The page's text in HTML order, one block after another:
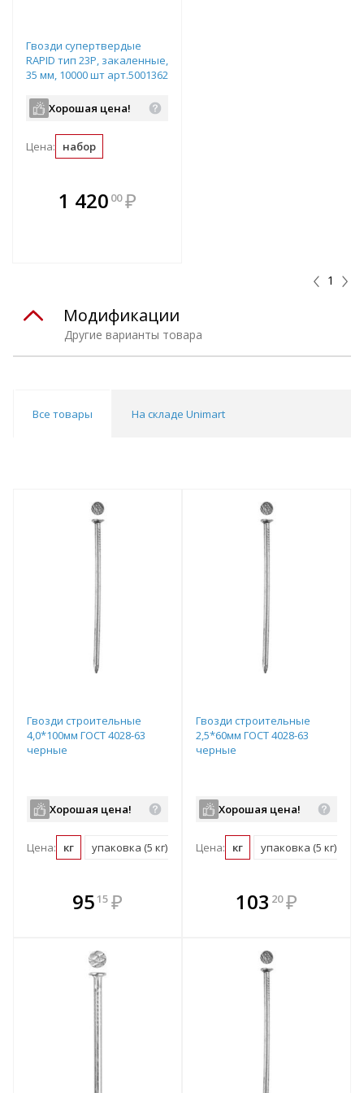
Гвозди супертвердые
RAPID тип 23P, закаленные,
35 мм, 10000 шт арт.5001362
Хорошая цена!
Цена: набор
1 420 00 ₽
1
Другие варианты товара
Модификации
Все товары На складе Unimart
Гвозди строительные
4,0*100мм ГОСТ 4028-63
черные
Хорошая цена!
Цена: кг упаковка (5 кг)
95 15 ₽
В комплекте
всегда выгоднее!
Гвозди строительные
2,5*60мм ГОСТ 4028-63
черные
Хорошая цена!
Цена: кг упаковка (5 кг)
В комплекте
всегда выгоднее!
103 20 ₽